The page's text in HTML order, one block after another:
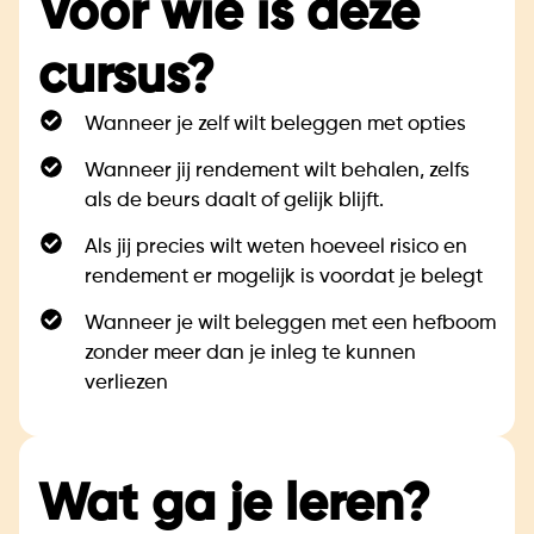
Voor wie is deze
cursus?
Wanneer je zelf wilt beleggen met opties
Wanneer jij rendement wilt behalen, zelfs
als de beurs daalt of gelijk blijft.
Als jij precies wilt weten hoeveel risico en
rendement er mogelijk is voordat je belegt
Wanneer je wilt beleggen met een hefboom
zonder meer dan je inleg te kunnen
verliezen
Wat ga je leren?